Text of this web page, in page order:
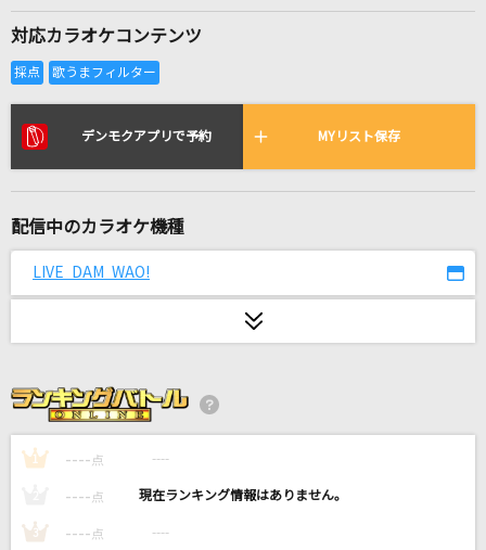
リアルタイムで歌われている曲の一覧
Five
フルボコ
[生音]ミュージック・アワー
ポルノグラフィティ
メロキュア(岡崎律子&日向めぐみ)
対応カラオケコンテンツ
デンモクアプリで予約 MYリスト保存
配信中のカラオケ機種
LIVE DAM WAO!
1 ---- 点 ----
---- 点 ----
3 ---- 点 ----